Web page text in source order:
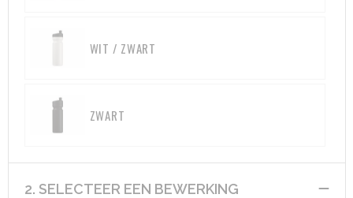
WIT / ZWART
ZWART
2. SELECTEER EEN BEWERKING